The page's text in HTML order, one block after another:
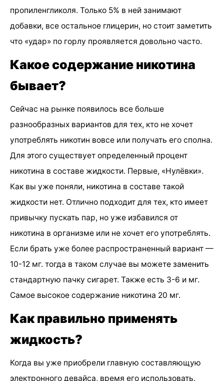
пропиленгликоля. Только 5% в ней занимают
добавки, все остальное глицерин, но стоит заметить
что «удар» по горлу проявляется довольно часто.
Какое содержание никотина
бывает?
Сейчас на рынке появилось все больше
разнообразных вариантов для тех, кто не хочет
употреблять никотин вовсе или получать его сполна.
Для этого существует определенный процент
никотина в составе жидкости. Первые, «Нулёвки».
Как вы уже поняли, никотина в составе такой
жидкости нет. Отлично подходит для тех, кто имеет
привычку пускать пар, но уже избавился от
никотина в организме или не хочет его употреблять.
Если брать уже более распространенный вариант —
10-12 мг. тогда в таком случае вы можете заменить
стандартную пачку сигарет. Также есть 3-6 и мг.
Самое высокое содержание никотина 20 мг.
Как правильно применять
жидкость?
Когда вы уже приобрели главную составляющую
электронного девайса, время его использовать.